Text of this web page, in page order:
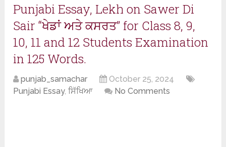
Punjabi Essay, Lekh on Sawer Di
Sair “ਖੇਡਾਂ ਅਤੇ ਕਸਰਤ” for Class 8, 9,
10, 11 and 12 Students Examination
in 125 Words.
punjab_samachar
October 25, 2024
Punjabi Essay,ਸਿੱਖਿਆ No Comments